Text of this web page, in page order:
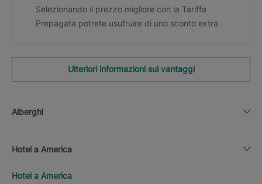
Selezionando il prezzo migliore con la Tariffa
Prepagata potrete usufruire di uno sconto extra
Ulteriori informazioni sui vantaggi
Alberghi
Hotel a America
Hotel a America